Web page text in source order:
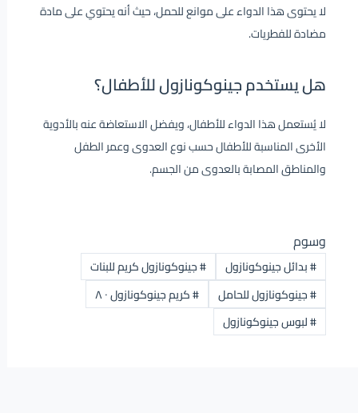
لا يحتوى هذا الدواء على موانع للحمل، حيث أنه يحتوي على مادة
مضادة للفطريات.
هل يستخدم جينوكونازول للأطفال؟
لا يُستعمل هذا الدواء للأطفال، ويفضل الاستعاضة عنه بالأدوية
الأخرى المناسبة للأطفال حسب نوع العدوى وعمر الطفل
والمناطق المصابة بالعدوى من الجسم.
وسوم
#بدائل جينوكونازول #جينوكونازول كريم للبنات
#جينوكونازول للحامل #كريم جينوكونازول ٠ ٨
#لبوس جينوكونازول